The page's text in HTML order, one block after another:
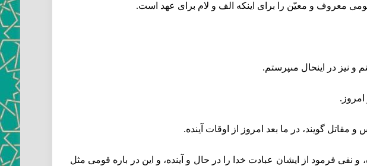
معروف و معيّن را براى اينكه الف و لام براى عهد است.
و نيز در اينحال مى‏پرستم.
امروز.
گويند، در ما بعد امروز از اوقات آينده.
نفى فرمود از ايشان عبادت خدا را در حال و آينده، و اين در باره قومى مثل